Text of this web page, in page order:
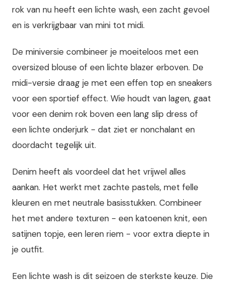
rok van nu heeft een lichte wash, een zacht gevoel
en is verkrijgbaar van mini tot midi.
De miniversie combineer je moeiteloos met een
oversized blouse of een lichte blazer erboven. De
midi-versie draag je met een effen top en sneakers
voor een sportief effect. Wie houdt van lagen, gaat
voor een denim rok boven een lang slip dress of
een lichte onderjurk - dat ziet er nonchalant en
doordacht tegelijk uit.
Denim heeft als voordeel dat het vrijwel alles
aankan. Het werkt met zachte pastels, met felle
kleuren en met neutrale basisstukken. Combineer
het met andere texturen - een katoenen knit, een
satijnen topje, een leren riem - voor extra diepte in
je outfit.
Een lichte wash is dit seizoen de sterkste keuze. Die